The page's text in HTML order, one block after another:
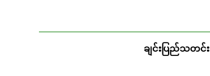
ချင်းပြည်သတင်း